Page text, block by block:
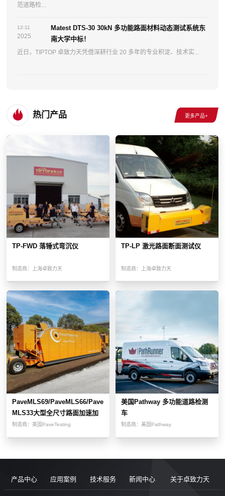
范道路检...
12-11
2025
Matest DTS-30 30kN 多功能路面材料动态测试系统东
南大学中标！
近日，TIPTOP 卓致力天凭借深耕行业 20 多年的专业积淀、技术实...
热门产品
TP-FWD 落锤式弯沉仪
制造商： 上海卓致力天
TP-LP 激光路面断面测试仪
制造商： 上海卓致力天
PaveMLS69/PaveMLS66/Pave
MLS33大型全尺寸路面加速加
载测试设备
制造商： 英国PaveTesting
美国Pathway 多功能道路检测
车
制造商： 美国Pathway
产品中心 应用案例 技术服务 新闻中心 关于卓致力天